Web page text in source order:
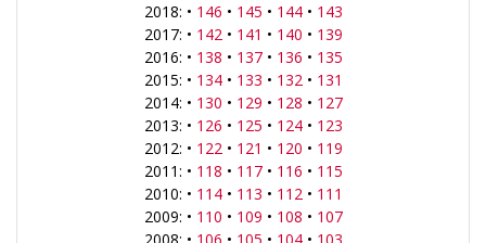
2018: • 146 • 145 • 144• 143
2017: • 142• 141 • 140 • 139
2016: • 138 • 137• 136 • 135
2015: • 134• 133 • 132• 131
2014: • 130 • 129 • 128 • 127
2013: • 126 • 125 • 124• 123
2012: • 122• 121 • 120 • 119
2011: • 118 • 117• 116 • 115
2010: • 114• 113 • 112• 111
2009: • 110 • 109 • 108 • 107